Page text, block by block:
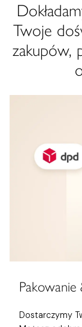
Twoje
zakupów,
Dostarczymy